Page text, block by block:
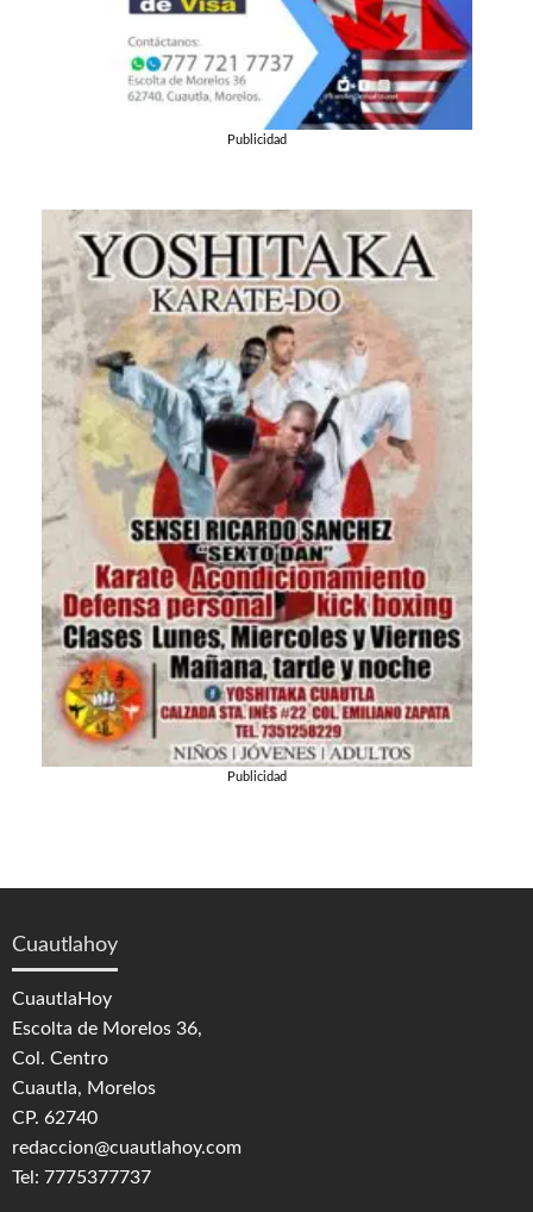
Publicidad
Publicidad
Cuautlahoy
CuautlaHoy
Escolta de Morelos 36,
Col. Centro
Cuautla, Morelos
CP. 62740
redaccion@cuautlahoy.com
Tel: 7775377737